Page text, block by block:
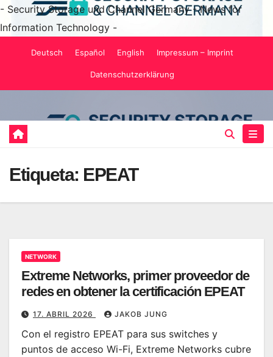
- Security Storage und Channel Germany - News for
Information Technology -
Deutsch Español English Impressum – Imprint
Datenschutzerklärung
Etiqueta: EPEAT
NETWORK
Extreme Networks, primer proveedor de
redes en obtener la certificación EPEAT
17. ABRIL 2026 JAKOB JUNG
Con el registro EPEAT para sus switches y
puntos de acceso Wi-Fi, Extreme Networks cubre